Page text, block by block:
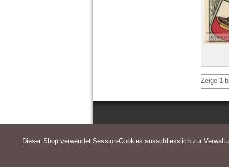
Zeige 1
Dieser Shop verwendet Session-Cookies ausschliesslich zur